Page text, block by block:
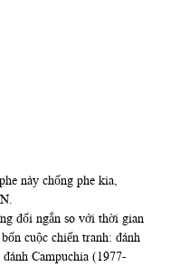
này chống phe kia,
đối ngắn so với thời gian
cuộc chiến tranh: đánh
Campuchia (1977-